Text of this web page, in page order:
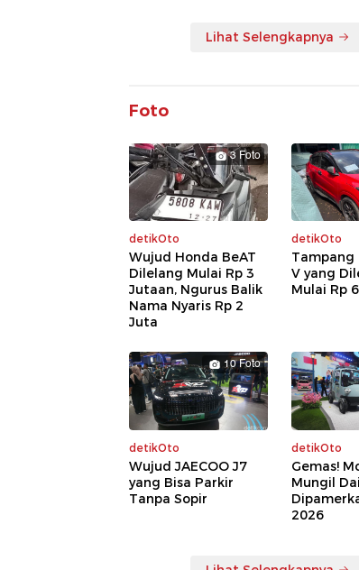
Lihat Selengkapnya
Foto
3 Foto
detikOto
Wujud Honda BeAT
Dilelang Mulai Rp 3
Jutaan, Ngurus Balik
Nama Nyaris Rp 2
Juta
detikOto
Tampang
V yang
Mulai Rp
10 Foto
detikOto
Wujud JAECOO J7
yang Bisa Parkir
Tanpa Sopir
detikOto
Gemas!
Mungil
2026